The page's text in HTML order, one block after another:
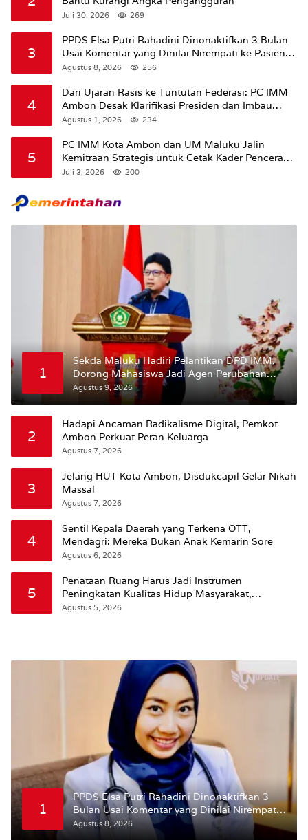
Juli 30, 2026 269
3
PPDS Elsa Putri Rahadini Dinonaktifkan 3 Bulan
Usai Komentar yang Dinilai Nirempati ke Pasien
BPJS
Agustus 8, 2026 256
4
Dari Ujaran Rasis ke Tuntutan Federasi: PC IMM
Ambon Desak Klarifikasi Presiden dan Imbau
Tunda Pengibaran Bendera Merah Putih Di
Agustus 1, 2026 234
5
PC IMM Kota Ambon dan UM Maluku Jalin
Kemitraan Strategis untuk Cetak Kader Pencerah
Bangsa “Membangun Peradaban dari Kampus”
Juli 3, 2026 200
1
Sekda Maluku Hadiri Pelantikan DPD IMM,
Dorong Mahasiswa Jadi Agen Perubahan
dan Mitra Strategis Pemerintah
Agustus 9, 2026
2
Hadapi Ancaman Radikalisme Digital, Pemkot
Ambon Perkuat Peran Keluarga
Agustus 7, 2026
3
Jelang HUT Kota Ambon, Disdukcapil Gelar Nikah
Massal
Agustus 7, 2026
4
Sentil Kepala Daerah yang Terkena OTT,
Mendagri: Mereka Bukan Anak Kemarin Sore
Agustus 6, 2026
5
Penataan Ruang Harus Jadi Instrumen
Peningkatan Kualitas Hidup Masyarakat,
Wattimena: Revisi RT-RW Ditetapkan Pemkot
Agustus 5, 2026
1
PPDS Elsa Putri Rahadini Dinonaktifkan 3
Bulan Usai Komentar yang Dinilai Nirempati
ke Pasien BPJS
Agustus 8, 2026